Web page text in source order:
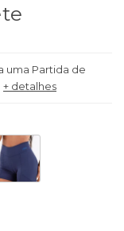
uma Partida de
+ detalhes